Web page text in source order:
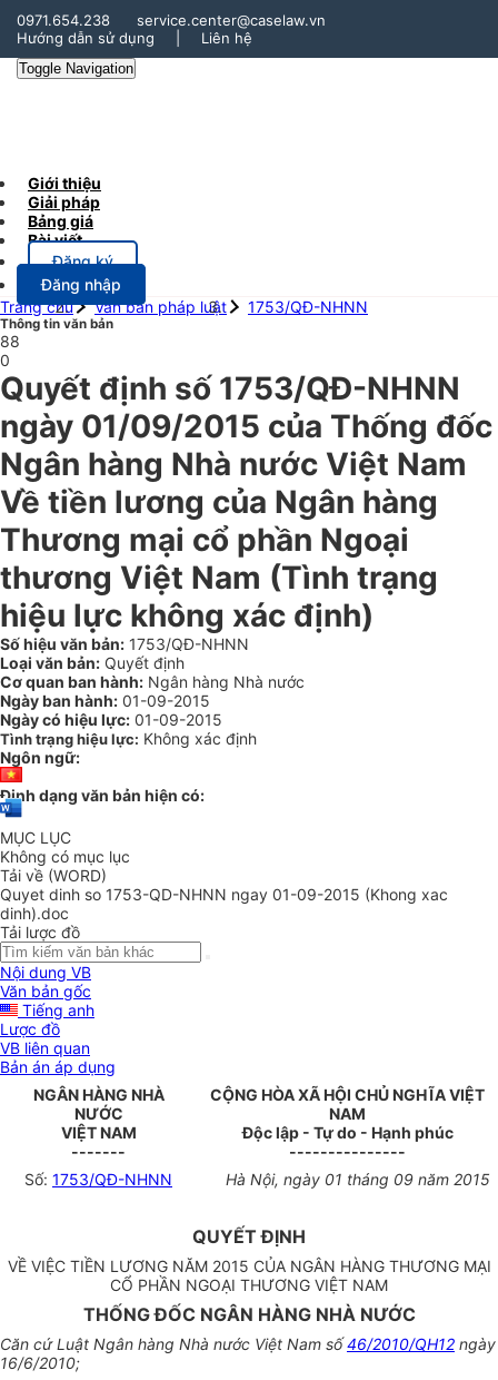
0971.654.238
service.center@caselaw.vn
Hướng dẫn sử dụng
Liên hệ
Toggle Navigation
Giới thiệu
Giải pháp
Bảng giá
Bài viết
Đăng ký
Đăng nhập
Trang chủ
Văn bản pháp luật 1753/QĐ-NHNN
Thông tin văn bản
88
0
Quyết định số 1753/QĐ-NHNN
ngày 01/09/2015 của Thống đốc
Ngân hàng Nhà nước Việt Nam
Về tiền lương của Ngân hàng
Thương mại cổ phần Ngoại
thương Việt Nam (Tình trạng
hiệu lực không xác định)
Số hiệu văn bản: 1753/QĐ-NHNN
Loại văn bản: Quyết định
Cơ quan ban hành: Ngân hàng Nhà nước
Ngày ban hành: 01-09-2015
Ngày có hiệu lực: 01-09-2015
Tình trạng hiệu lực: Không xác định
Ngôn ngữ:
Định dạng văn bản hiện có:
MỤC LỤC
Không có mục lục
Tải về (WORD)
Quyet dinh so 1753-QD-NHNN ngay 01-09-2015 (Khong xac
dinh).doc
Tải lược đồ
Nội dung VB
Văn bản gốc
Tiếng anh
Lược đồ
VB liên quan
Bản án áp dụng
NGÂN HÀNG NHÀ
NƯỚC
VIỆT NAM
-------
CỘNG HÒA XÃ HỘI CHỦ NGHĨA VIỆT
NAM
Độc lập - Tự do - Hạnh phúc
---------------
Số: 1753/QĐ-NHNN Hà Nội, ngày 01 tháng 09 năm 2015
QUYẾT ĐỊNH
VỀ VIỆC TIỀN LƯƠNG NĂM 2015 CỦA NGÂN HÀNG THƯƠNG MẠI
CỔ PHẦN NGOẠI THƯƠNG VIỆT NAM
THỐNG ĐỐC NGÂN HÀNG NHÀ NƯỚC
Căn cứ Luật Ngân hàng Nhà nước Việt Nam số46/2010/QH12 ngày
16/6/2010;